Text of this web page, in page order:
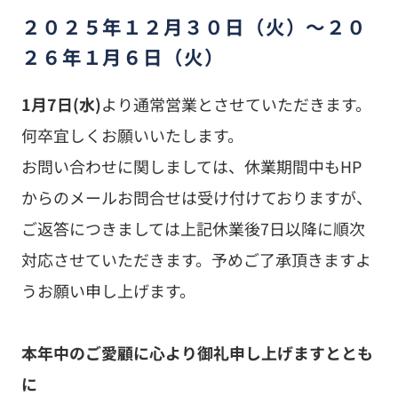
２０２５年１２月３０日（火）～２０
２６年１月６日（火）
1月7日(水)より通常営業とさせていただきます。
何卒宜しくお願いいたします。
お問い合わせに関しましては、休業期間中もHP
からのメールお問合せは受け付けておりますが、
ご返答につきましては上記休業後7日以降に順次
対応させていただきます。予めご了承頂きますよ
うお願い申し上げます。
本年中のご愛顧に心より御礼申し上げますととも
に